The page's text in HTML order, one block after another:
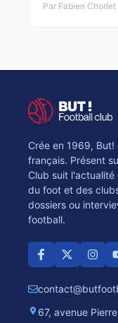
Par Fabien Chorlet
Crée en 1969,
français. Présent
Club suit
du foot et des
dossiers ou
football.
67, avenue